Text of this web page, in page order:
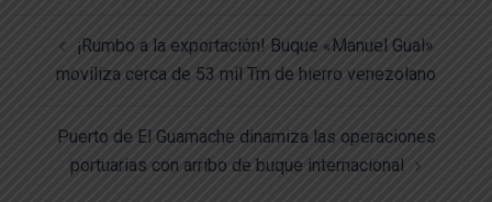
¡Rumbo a la exportación! Buque «Manuel Gual»
moviliza cerca de 53 mil Tm de hierro venezolano
Puerto de El Guamache dinamiza las operaciones
portuarias con arribo de buque internacional